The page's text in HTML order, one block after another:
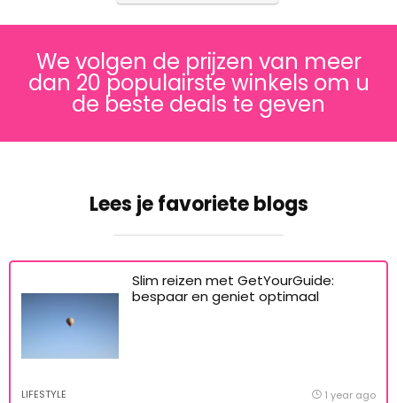
We volgen de prijzen van meer
dan 20 populairste winkels om u
de beste deals te geven
Lees je favoriete blogs
Slim reizen met GetYourGuide:
bespaar en geniet optimaal
LIFESTYLE 1 year ago